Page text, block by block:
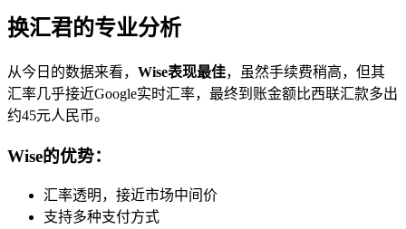
换汇君的专业分析
从今日的数据来看， Wise表现最佳，虽然手续费稍高，但其
汇率几乎接近Google实时汇率，最终到账金额比西联汇款多出
约45元人民币。
Wise的优势：
汇率透明，接近市场中间价
支持多种支付方式